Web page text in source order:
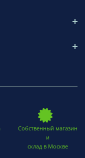
Собственный магазин
и
склад в Москве